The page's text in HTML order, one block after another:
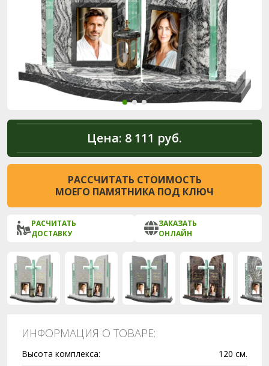
Цена: 8 111 руб.
РАССЧИТАТЬ СТОИМОСТЬ
МОЕГО ПАМЯТНИКА ПОД КЛЮЧ
РАСЧИТАТЬ
ДОСТАВКУ
ЗАКАЗАТЬ
ОНЛАЙН
ИНФОРМАЦИЯ О ТОВАРЕ:
Высота комплекса:
120 см.